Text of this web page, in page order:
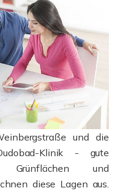
und die
Klinik - gute
und
diese Lagen aus.